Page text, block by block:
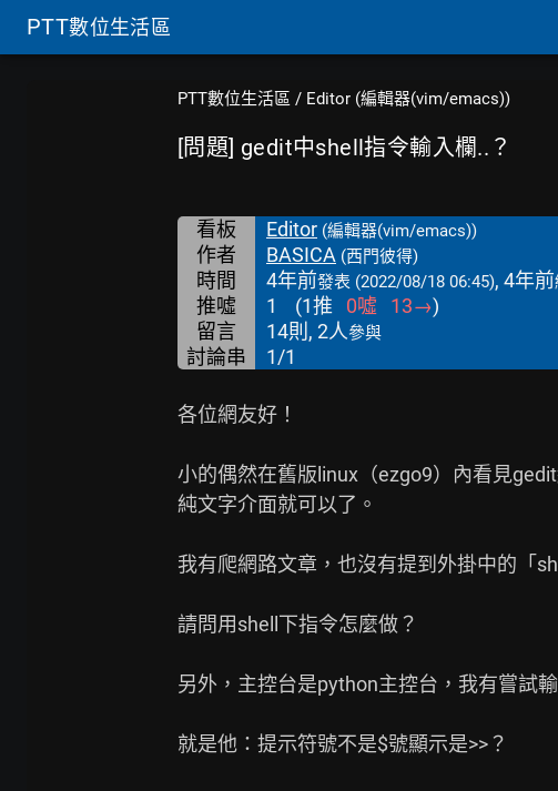
PTT數位生活區
PTT數位生活區 / Editor (編輯器(vim/emacs))
[問題] gedit中shell指令輸入欄..？
看板 Editor (編輯器(vim/emacs))
作者 BASICA (西門彼得)
時間 4年前發表 (2022/08/18 06:45), 4年前
推噓 1 (1推 0噓 13→)
留言
14則, 2人參與
討論串 1/1
各位網友好！
小的偶然在舊版linux（ezgo9）內看見
純文字介面就可以了。
我有爬網路文章，也沒有提到外掛中的「
請問用shell下指令怎麼做？
另外，主控台是python主控台，我有嘗試
就是他：提示符號不是$號顯示是>>？